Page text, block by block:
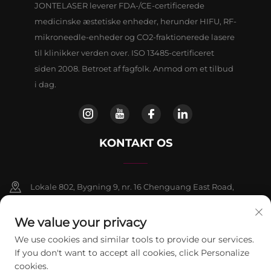
JONTELASER leverer FDA-/CE-certificerede
medicinske æstetiske enheder, herunder HIFU, RF-
mikroneedle-enheder og CO2-fraktionerede lasere
til klinikker verden over. ISO 13485-certificeret
siden 2008. Betroet af fagfolk. Anmod om et tilbud
i dag.
KONTAKT OS
Lokale 802, Bygning 9, nr. 16 Chenguang East Road,
+86-13911459627
[email protected]
We value your privacy
We use cookies and similar tools to provide our services.
If you don't want to accept all cookies, click Personalize
cookies.